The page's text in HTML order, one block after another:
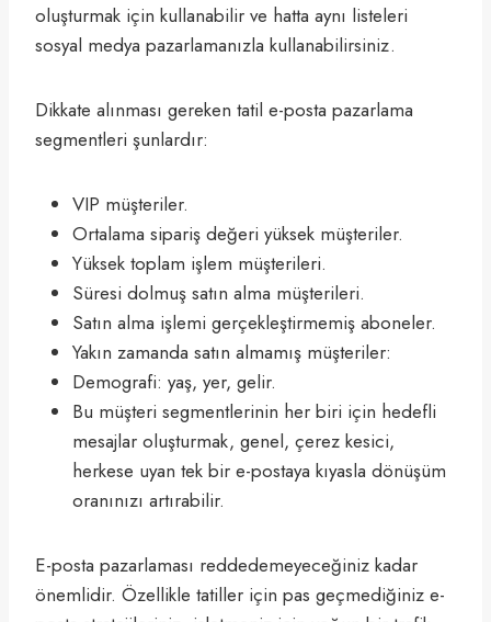
oluşturmak için kullanabilir ve hatta aynı listeleri
sosyal medya pazarlamanızla kullanabilirsiniz.
Dikkate alınması gereken tatil e-posta pazarlama
segmentleri şunlardır:
VIP müşteriler.
Ortalama sipariş değeri yüksek müşteriler.
Yüksek toplam işlem müşterileri.
Süresi dolmuş satın alma müşterileri.
Satın alma işlemi gerçekleştirmemiş aboneler.
Yakın zamanda satın almamış müşteriler:
Demografi: yaş, yer, gelir.
Bu müşteri segmentlerinin her biri için hedefli
mesajlar oluşturmak, genel, çerez kesici,
herkese uyan tek bir e-postaya kıyasla dönüşüm
oranınızı artırabilir.
E-posta pazarlaması reddedemeyeceğiniz kadar
önemlidir. Özellikle tatiller için pas geçmediğiniz e-